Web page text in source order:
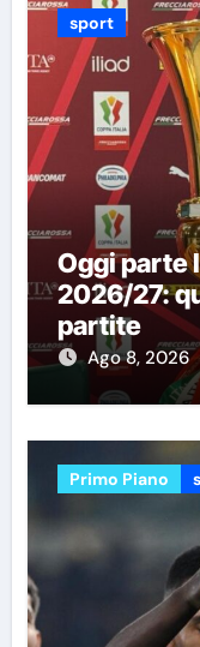
sport
Oggi parte
2026/27:
partite
Ago 8, 2026
Primo Piano